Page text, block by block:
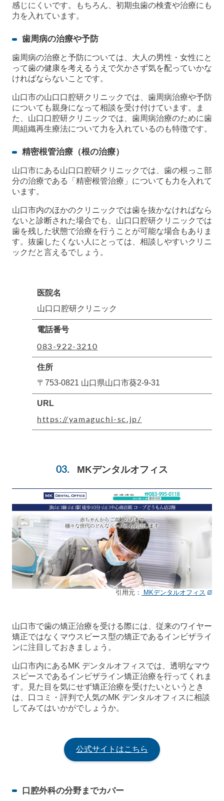
感じにくいです。もちろん、初期虫歯の検査や治療にも
力を入れています。
歯周病の治療や予防
歯周病の治療と予防については、大人の男性・女性にと
って歯の健康を考えるうえで欠かさず気を配っていかな
ければならないことです。
山口市の山口口腔研クリニックでは、歯周病治療や予防
についても親身になって相談を受け付けています。ま
た、山口口腔研クリニックでは、歯周病治療のために歯
周組織再生療法について力を入れているのも特徴です。
精密根管治療（根の治療）
山口市にある山口口腔研クリニックでは、歯の根っこ部
分の治療である「精密根管治療」についても力を入れて
います。
山口市内のほかのクリニックでは歯を抜かなければなら
ないと診断された場合でも、山口口腔研クリニックでは
歯を残した状態で治療を行うことが可能な場合もありま
す。抜歯したくない人にとっては、相談しやすいクリニ
ックだと言えるでしょう。
医院名
山口口腔研クリニック
電話番号
083-922-3210
住所
〒753-0821 山口県山口市葵2-9-31
URL
https://yamaguchi-sc.jp/
MKデンタルオフィス
引用元： MKデンタルオフィス
山口市で歯の矯正治療を受ける際には、従来のワイヤー
矯正ではなくマウスピース型の矯正であるインビザライ
ンに注目しておきましょう。
山口市内にあるMK デンタルオフィスでは、透明なマウ
スピースであるインビザライン矯正治療を行ってくれま
す。見た目を気にせず矯正治療を受けたいというとき
は、口コミ・評判で人気のMK デンタルオフィスに相談
してみてはいかがでしょうか。
公式サイトはこちら
口腔外科の分野までカバー